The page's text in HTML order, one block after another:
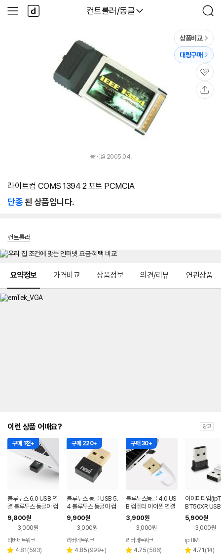
다나와
컨트롤러/동글
검
색
사
이
다
나
와
상품비교
대량구매
관
심
등록월 2005.04.
라이트컴 COMS 1394 2 포트 PCMCIA
단종된 상품입니다.
컨트롤러
요약정보 가격비교 상품정보 의견/리뷰 연관상품
이런 상품 어때요? 광고
구매 1천+
블루투스 6.0 USB 연
결 블루투스 동글이 컴
퓨터 동글 이어폰 무선
수신기 어댑터 동그리
9,800원
3,000원
페이
리버네트워크
별 4.81 리
(593)
구매 220+
블루투스 동글 USB 5.
4 블루투스 동글이 컴
퓨터 연결 무선 수신기
동그리
9,900원
3,000원
페이
리버네트워크
별 4.85 리
(999+)
구매 30+
블루투스동글 4.0 US
B 컴퓨터 이어폰 연결
무선 수신기 동그리 동
글 블루투스동글이
3,900원
3,000원
페이
리버네트워크
별 4.75 리
(586)
아이피타임
BT50XR USB
투스5.0 동글
5,900원
3,000원
ipTIME
별 4.71 리
(14)